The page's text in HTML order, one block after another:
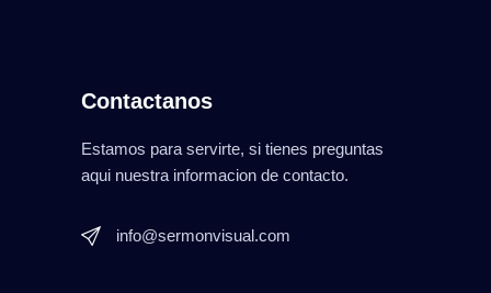
Contactanos
Estamos para servirte, si tienes preguntas
aqui nuestra informacion de contacto.
info@sermonvisual.com